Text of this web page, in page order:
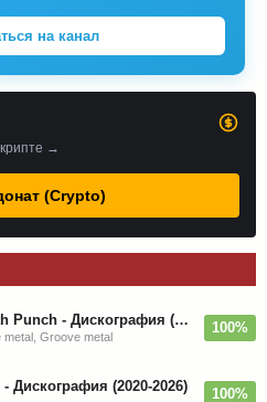
на канал
→
(Crypto)
Five Finger Death Punch - Дискография (2008-2026)
metal, Groove metal
100%
Дискография (2020-2026) 100%